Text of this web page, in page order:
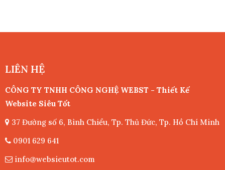
LIÊN HỆ
CÔNG TY TNHH CÔNG NGHỆ WEBST - Thiết Kế
Website Siêu Tốt
37 Đường số 6, Bình Chiểu, Tp. Thủ Đức, Tp. Hồ Chí Minh
0901 629 641
info@websieutot.com